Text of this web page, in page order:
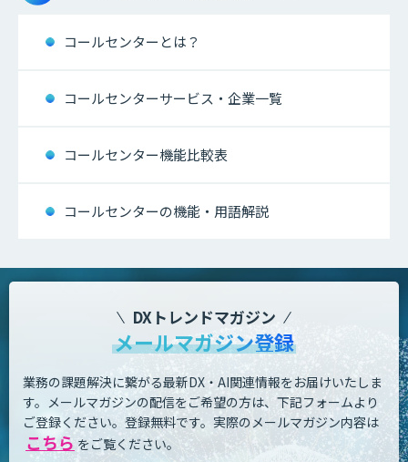
コールセンターとは？
コールセンターサービス・企業一覧
コールセンター機能比較表
コールセンターの機能・用語解説
DXトレンドマガジン
メールマガジン登録
業務の課題解決に繋がる最新DX・AI関連情報をお届けいたしま
す。 メールマガジンの配信をご希望の方は、下記フォームより
ご登録ください。登録無料です。 実際のメールマガジン内容は
こちら をご覧ください。